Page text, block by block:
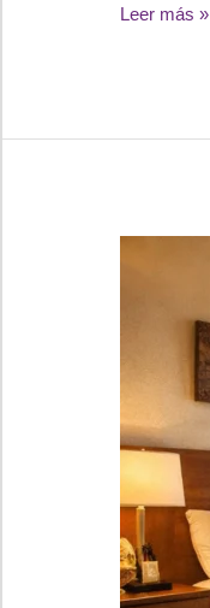
Isla
¿Cuál
Leer más »